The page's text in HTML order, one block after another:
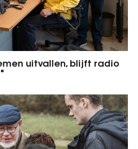
uitvallen, blijft radio